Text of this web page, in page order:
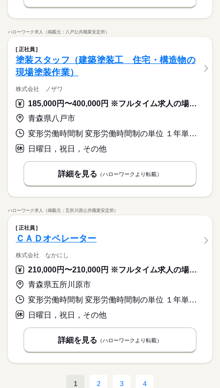
ハローワーク求人（掲載元：八戸公共職業安定所）
正社員
塗装スタッフ（建築塗装工 住宅・構造物の
現場塗装作業）
株式会社 ノザワ
185,000円〜400,000円 ※フルタイム求人の場合は月額（換算額）、パート求人の場合は時間額を表示しています。
青森県八戸市
変形労働時間制 変形労働時間制の単位 １年単位 就業時間１ 7時30分〜17時30分
日曜日，祝日，その他
詳細を見る （ハローワークより転載）
ハローワーク求人（掲載元：五所川原公共職業安定所）
正社員
ＣＡＤオペレーター
株式会社 なかにし
210,000円〜210,000円 ※フルタイム求人の場合は月額（換算額）、パート求人の場合は時間額を表示しています。
青森県五所川原市
変形労働時間制 変形労働時間制の単位 １年単位 就業時間１ 7時45分〜17時15分 就業時間に関する特記事項 ＊休憩時間：昼６０分、午前午後各１５分
日曜日，祝日，その他
詳細を見る （ハローワークより転載）
1 2 3 4